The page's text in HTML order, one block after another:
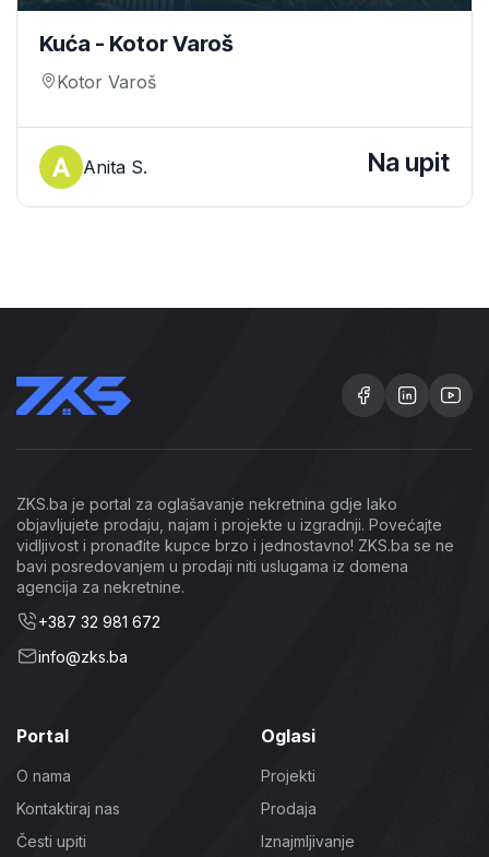
Kuća - Kotor Varoš
Kotor Varoš
Anita S. Na upit
ZKS.ba je portal za oglašavanje nekretnina gdje lako
objavljujete prodaju, najam i projekte u izgradnji. Povećajte
vidljivost i pronađite kupce brzo i jednostavno! ZKS.ba se ne
bavi posredovanjem u prodaji niti uslugama iz domena
agencija za nekretnine.
+387 32 981 672
info@zks.ba
Portal
O nama
Kontaktiraj nas
Česti upiti
Oglasi
Projekti
Prodaja
Iznajmljivanje